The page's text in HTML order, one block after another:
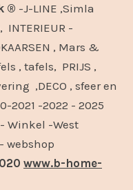
® -J-LINE ,Simla
-
, Mars &
, tafels, PRIJS ,
,DECO , sfeer en
2021 -2022 - 2025
- Winkel -West
webshop
www.b-home-